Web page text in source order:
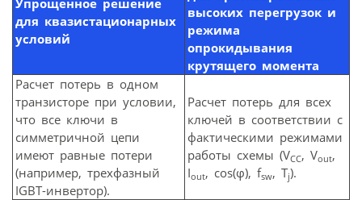
Упрощенное решение
для квазистационарных
условий
высоких перегрузок и
режима
опрокидывания
крутящего момента
Расчет потерь в одном
транзисторе при условии,
что все ключи в
симметричной цепи
имеют равные потери
(например, трехфазный
IGBT-инвертор).
Расчет потерь для всех
ключей в соответствии с
фактическими режимами
работы схемы (VCC, Vout,
Iout, cos(φ), fsw, Tj).